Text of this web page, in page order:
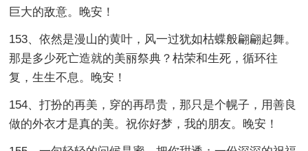
巨大的敌意。晚安！
153、依然是漫山的黄叶，风一过犹如枯蝶般翩翩起舞。
那是多少死亡造就的美丽祭典？枯荣和生死，循环往
复，生生不息。晚安！
154、打扮的再美，穿的再昂贵，那只是个幌子，用善良
做的外衣才是真的美。祝你好梦，我的朋友。晚安！